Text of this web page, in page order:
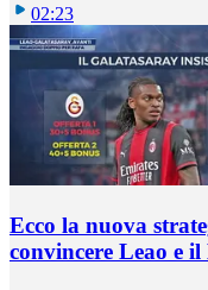
02:23
Ecco la nuova
convincere Leao e